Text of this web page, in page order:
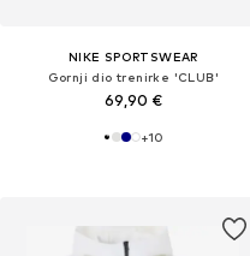
NIKE SPORTSWEAR
Gornji dio trenirke 'CLUB'
69,90 €
+10